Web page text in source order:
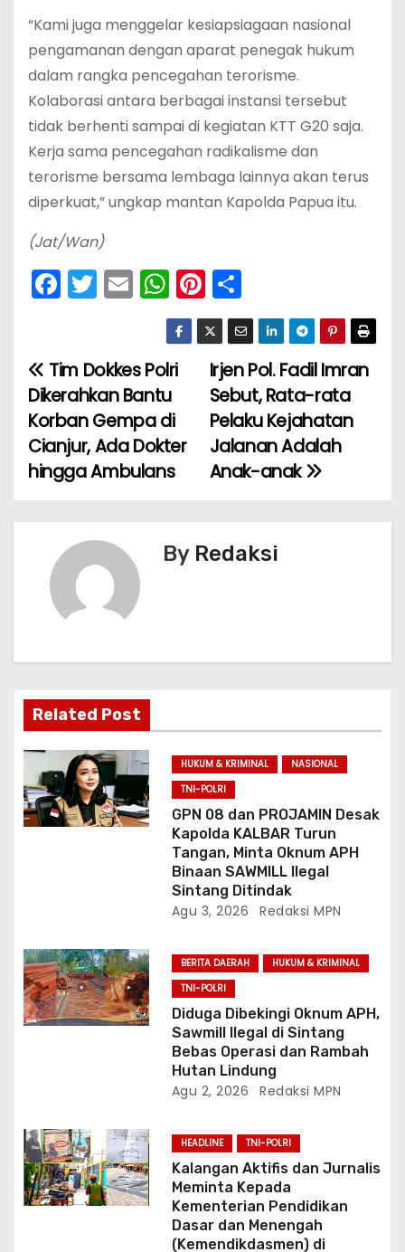
“Kami juga menggelar kesiapsiagaan nasional
pengamanan dengan aparat penegak hukum
dalam rangka pencegahan terorisme.
Kolaborasi antara berbagai instansi tersebut
tidak berhenti sampai di kegiatan KTT G20 saja.
Kerja sama pencegahan radikalisme dan
terorisme bersama lembaga lainnya akan terus
diperkuat,” ungkap mantan Kapolda Papua itu.
(Jat/Wan)
F
a
e
b
o
o
k
T
w
er
E
m
l
W
h
a
ts
A
p
p
Pi
nt
er
e
st
h
ar
e
N
a
v
g
o
s
Irjen Pol. Fadil Imran
Sebut, Rata-rata
Pelaku Kejahatan
Jalanan Adalah
Anak-anak
Tim Dokkes Polri
Dikerahkan Bantu
Korban Gempa di
Cianjur, Ada Dokter
hingga Ambulans
By Redaksi
Related Post
HUKUM & KRIMINAL
NASIONAL
TNI-POLRI
GPN 08 dan PROJAMIN Desak
Kapolda KALBAR Turun
Tangan, Minta Oknum APH
Binaan SAWMILL Ilegal
Sintang Ditindak
Agu 3, 2026 Redaksi MPN
BERITA DAERAH
HUKUM & KRIMINAL
TNI-POLRI
Diduga Dibekingi Oknum APH,
Sawmill Ilegal di Sintang
Bebas Operasi dan Rambah
Hutan Lindung
Agu 2, 2026 Redaksi MPN
HEADLINE TNI-POLRI
Kalangan Aktifis dan Jurnalis
Meminta Kepada
Kementerian Pendidikan
Dasar dan Menengah
(Kemendikdasmen) di